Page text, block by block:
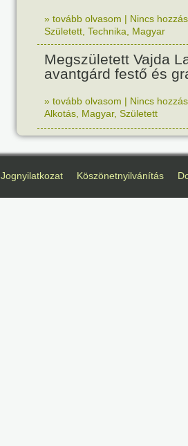
» tovább olvasom | Nincs
Született Technika Magyar
Megszületett Vajda
avantgárd festő és
» tovább olvasom | Nincs
Alkotás Magyar, Született
Jognyilatkozat Köszönetnyilvánítás